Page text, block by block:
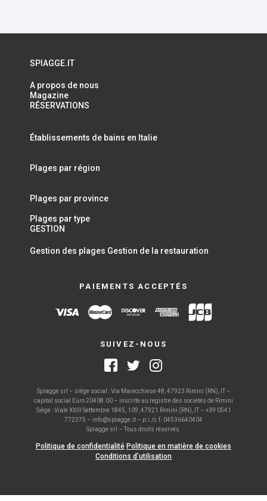
SPIAGGE.IT
A propos de nous
Magazine
RÉSERVATIONS
Établissements de bains en Italie
Plages par région
Plages par province
Plages par type
GESTION
Gestion des plages Gestion de la restauration
PAIEMENTS ACCEPTÉS
SUIVEZ-NOUS
Spiagge srl – siège social : Via Marecchiese 48, 47923 Rimini (RN), IT –
capital social Euro 20408.00 – inscrite au registre des sociétés de Rimini
Siège : Viale XXIII Settembre 1845, 109, 47921 Rimini (RN), IT – +39 0541
772375 – info@spiagge.it – p.i./c.f. 04536640404
Spiagge srl – Tous droits réservés.
Politique de confidentialité Politique en matière de cookies
Conditions d’utilisation